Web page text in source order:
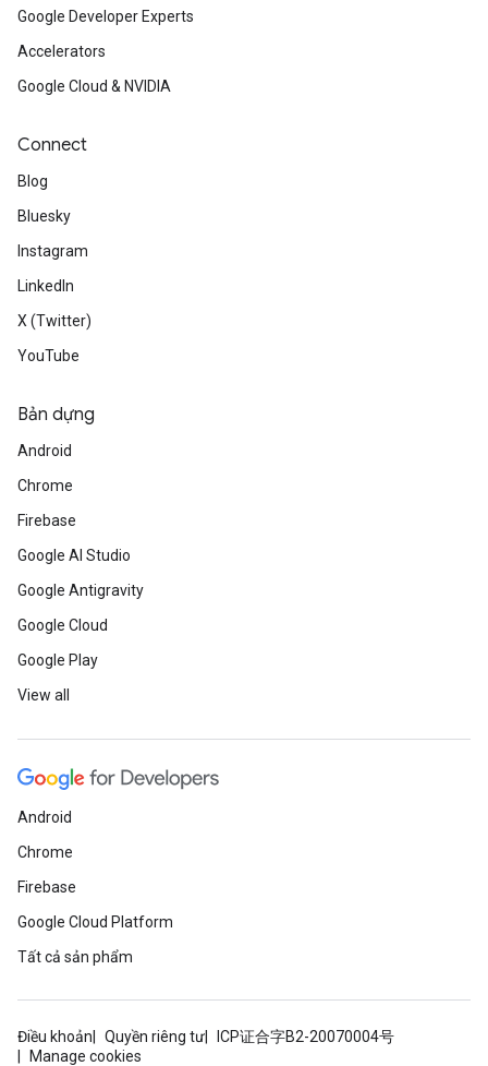
Google Developer Experts
Accelerators
Google Cloud & NVIDIA
Connect
Blog
Bluesky
Instagram
LinkedIn
X (Twitter)
YouTube
Bản dựng
Android
Chrome
Firebase
Google AI Studio
Google Antigravity
Google Cloud
Google Play
View all
Android
Chrome
Firebase
Google Cloud Platform
Tất cả sản phẩm
Điều khoản Quyền riêng tư
ICP证合字B2-20070004号
Manage cookies